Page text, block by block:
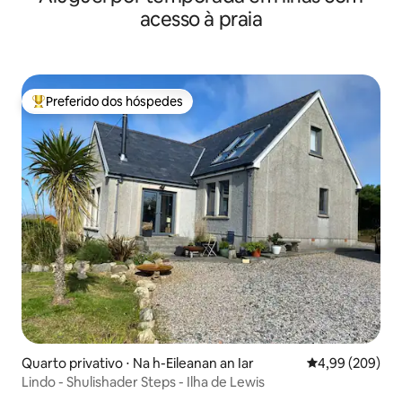
acesso à praia
Entre os melhores preferidos dos hóspedes
Preferido dos hóspedes
Quarto privativo ⋅ Na h-Eileanan an Iar 4,99 de uma
4,99 (209)
Lindo - Shulishader Steps - Ilha de Lewis